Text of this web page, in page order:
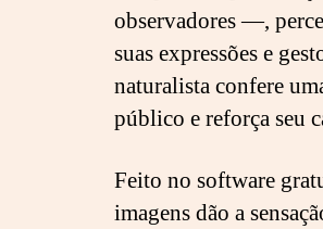
observadores —,
suas expressões e
naturalista confere
público e reforça seu
Feito no software
imagens dão a